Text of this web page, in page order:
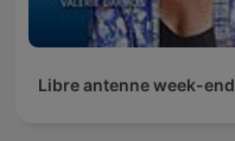
Libre antenne week-end